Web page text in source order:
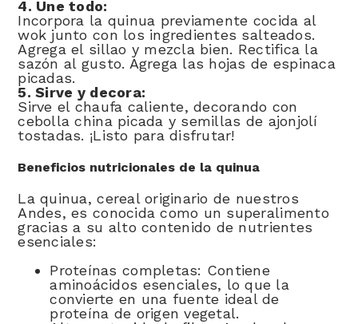
4. Une todo:
Incorpora la quinua previamente cocida al
wok junto con los ingredientes salteados.
Agrega el sillao y mezcla bien. Rectifica la
sazón al gusto. Agrega las hojas de espinaca
picadas.
5. Sirve y decora:
Sirve el chaufa caliente, decorando con
cebolla china picada y semillas de ajonjolí
tostadas. ¡Listo para disfrutar!
Beneficios nutricionales de la quinua
La quinua, cereal originario de nuestros
Andes, es conocida como un superalimento
gracias a su alto contenido de nutrientes
esenciales:
Proteínas completas: Contiene
aminoácidos esenciales, lo que la
convierte en una fuente ideal de
proteína de origen vegetal.